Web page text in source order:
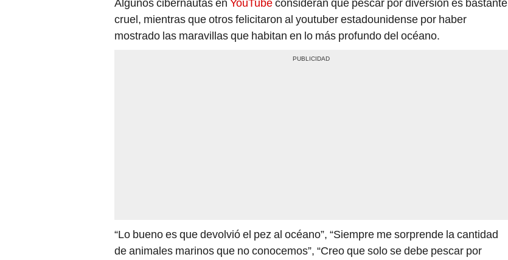
Algunos cibernautas en YouTubeconsideran que pescar por diversión es bastante
cruel, mientras que otros felicitaron al youtuber estadounidense por haber
mostrado las maravillas que habitan en lo más profundo del océano.
“Lo bueno es que devolvió el pez al océano”, “Siempre me sorprende la cantidad
de animales marinos que no conocemos”, “Creo que solo se debe pescar por